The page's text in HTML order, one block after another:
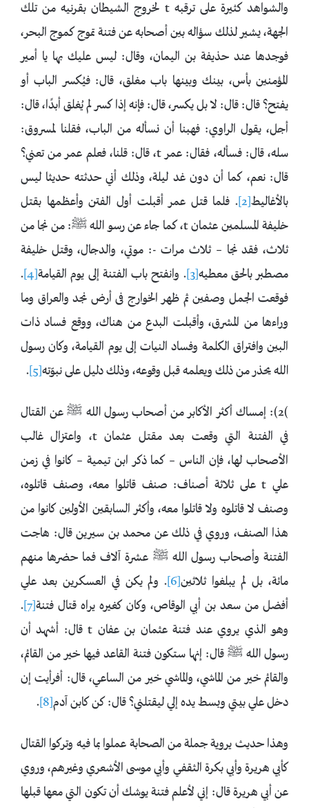
والشواهد كثيرة على ترقبه t لخروج الشيطان بقرنيه من تلك
الجهة، يشير لذلك سؤاله بين أصحابه عن فتنة تموج كموج البحر،
فوجدها عند حذيفة بن اليمان، وقال: ليس عليك بها يا أمير
المؤمنين بأس، بينك وبينها باب مغلق، قال: فيُكسر الباب أو
يفتح؟ قال: قال: لا ‌بل ‌يكسر، قال: فإنه إذا كسر لم يُغلق أبدًا، قال:
أجل، يقول الراوي: فهبنا أن نسأله من الباب، فقلنا لمسروق:
سله، قال: فسأله، فقال: عمر t، قال: قلنا، فعلم عمر من تعني؟
قال: نعم، كما أن دون غد ليلة، وذلك أني حدثته حديثا ليس
بالأغاليط[2] . فلما قتل عمر أقبلت أول الفتن وأعظمها بقتل
خليفة المسلمين عثمان t، كما جاء عن رسو الله ﷺ: من ‌نجا من
‌ثلاث، فقد ‌نجا – ‌ثلاث مرات -: موتي، والدجال، وقتل خليفة
مصطبر بالحق معطيه[3] . وانفتح باب الفتنة إلى يوم القيامة[4]
.
فوقعت الجمل وصفين ثم ظهر الخوارج فى أرض نجد والعراق وما
وراءها من المشرق، ‌وأقبلت ‌البدع ‌من ‌هناك، ووقع فساد ذات
البين وافتراق الكلمة وفساد النيات إلى يوم القيامة، وكان رسول
الله يحذر من ذلك ويعلمه قبل وقوعه، وذلك دليل على نبوّته[5]
.
)2): إمساك أكثر الأكابر من أصحاب رسول الله ﷺ عن القتال
في الفتنة التي وقعت بعد مقتل عثمان t، واعتزال غالب
الأصحاب لها، فإن الناس – كما ذكر ابن تيمية – كانوا في زمن
علي t على ثلاثة أصناف: صنف قاتلوا معه، وصنف قاتلوه،
وصنف لا قاتلوه ولا قاتلوا معه، وأكثر السابقين الأولين كانوا من
هذا الصنف، وروي في ذلك عن محمد بن سيرين قال: هاجت
الفتنة وأصحاب رسول الله ﷺ عشرة آلاف فما حضرها منهم
مائة، بل لم يبلغوا ثلاثين[6]
. ولم يكن في العسكرين بعد علي
أفضل من سعد بن أبي الوقاص، وكان كغيره يراه قتال فتنة[7]
.
وهو الذي يروي عند فتنة عثمان بن عفان t قال: أشهد أن
رسول الله ﷺ قال: إنها ستكون فتنة ‌القاعد ‌فيها ‌خير ‌من ‌القائم،
والقائم خير من الماشي، والماشي خير من الساعي، قال: أفرأيت إن
دخل علي بيتي وبسط يده إلي ليقتلني؟ قال: كن كابن آدم[8]
.
وهذا حديث يروية جملة من الصحابة عملوا بما فيه وتركوا القتال
كأبي هريرة وأبي بكرة الثقفي وأبي موسى الأشعري وغيرهم، وروي
عن أبي هريرة قال: إني لأعلم ‌فتنة ‌يوشك أن تكون التي معها قبلها